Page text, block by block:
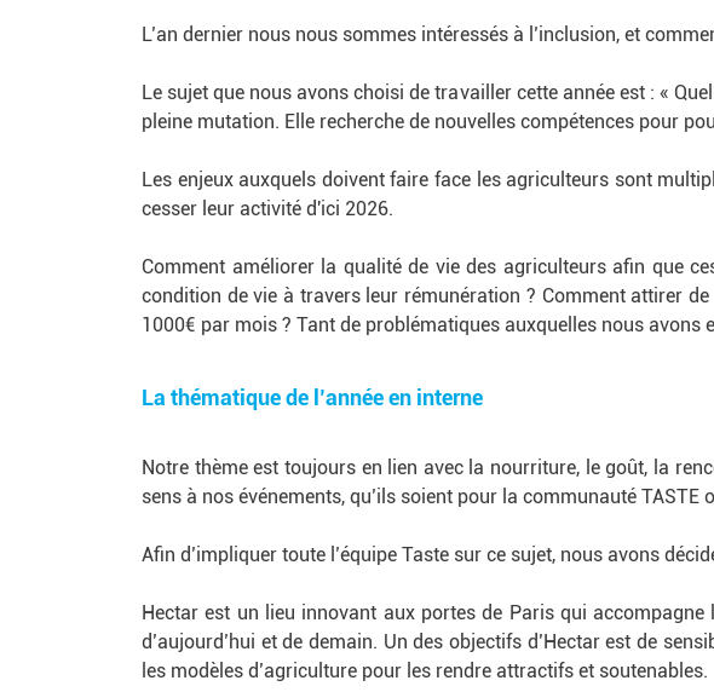
L’an dernier nous nous sommes intéressés à l’inclusion, et
Le sujet que nous avons choisi de travailler cette année est : «
pleine mutation. Elle recherche de nouvelles compétences pour
Les enjeux auxquels doivent faire face les agriculteurs sont
cesser leur activité d'ici 2026.
Comment améliorer la qualité de vie des agriculteurs afin que
condition de vie à travers leur rémunération ? Comment attirer
1000€ par mois ? Tant de problématiques auxquelles nous avons
La thématique de l’année en interne
Notre thème est toujours en lien avec la nourriture, le goût, la
sens à nos événements, qu’ils soient pour la communauté
Afin d’impliquer toute l’équipe Taste sur ce sujet, nous avons
Hectar est un lieu innovant aux portes de Paris qui
d’aujourd’hui et de demain. Un des objectifs d’Hectar est de
les modèles d’agriculture pour les rendre attractifs et soutenables.